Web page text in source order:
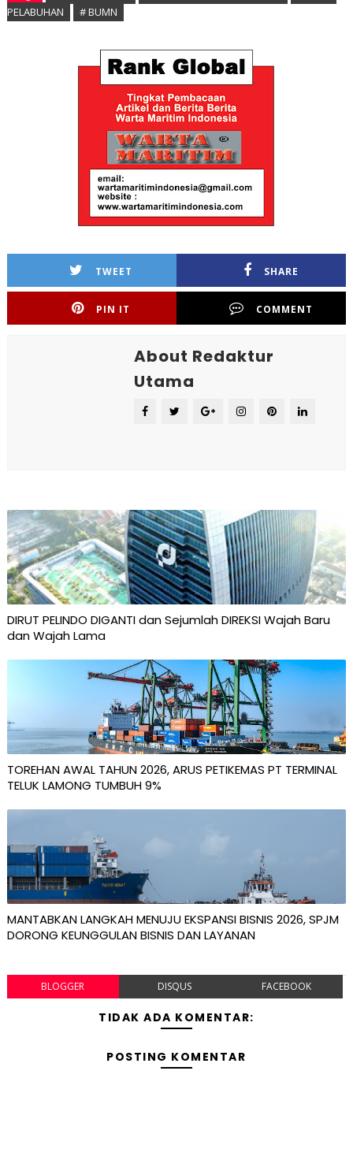
PELABUHAN
# BUMN
TWEET SHARE
PIN IT COMMENT
About Redaktur
Utama
DIRUT PELINDO DIGANTI dan Sejumlah DIREKSI Wajah Baru
dan Wajah Lama
TOREHAN AWAL TAHUN 2026, ARUS PETIKEMAS PT TERMINAL
TELUK LAMONG TUMBUH 9%
MANTABKAN LANGKAH MENUJU EKSPANSI BISNIS 2026, SPJM
DORONG KEUNGGULAN BISNIS DAN LAYANAN
BLOGGER DISQUS FACEBOOK
TIDAK ADA KOMENTAR:
POSTING KOMENTAR